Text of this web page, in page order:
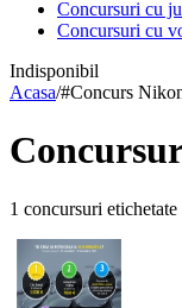
Concursuri cu
Concursuri cu
Indisponibil
Acasa/#Concurs
1 concursuri